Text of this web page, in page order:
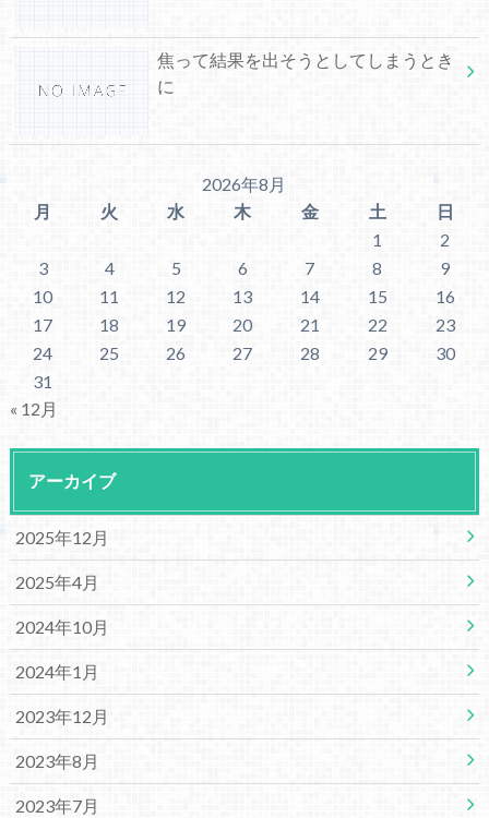
焦って結果を出そうとしてしまうとき
に
2026年8月
月
火 水 木 金 土
日
1
2
3
4 5 6 7 8
9
10
11 12 13 14 15
16
17
18 19 20 21 22
23
24
25 26 27 28 29
30
31
« 12月
アーカイブ
2025年12月
2025年4月
2024年10月
2024年1月
2023年12月
2023年8月
2023年7月